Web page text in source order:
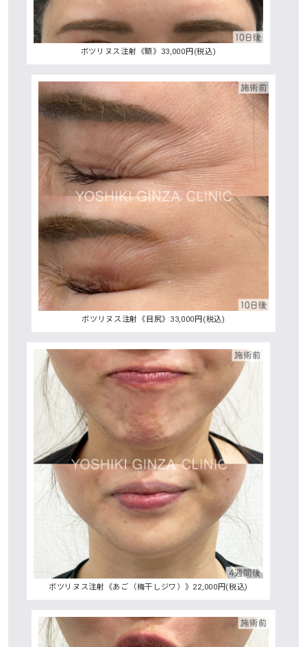
ボツリヌス注射《額》33,000円(税込)
ボツリヌス注射《目尻》33,000円(税込)
ボツリヌス注射《あご（梅干しジワ）》22,000円(税込)